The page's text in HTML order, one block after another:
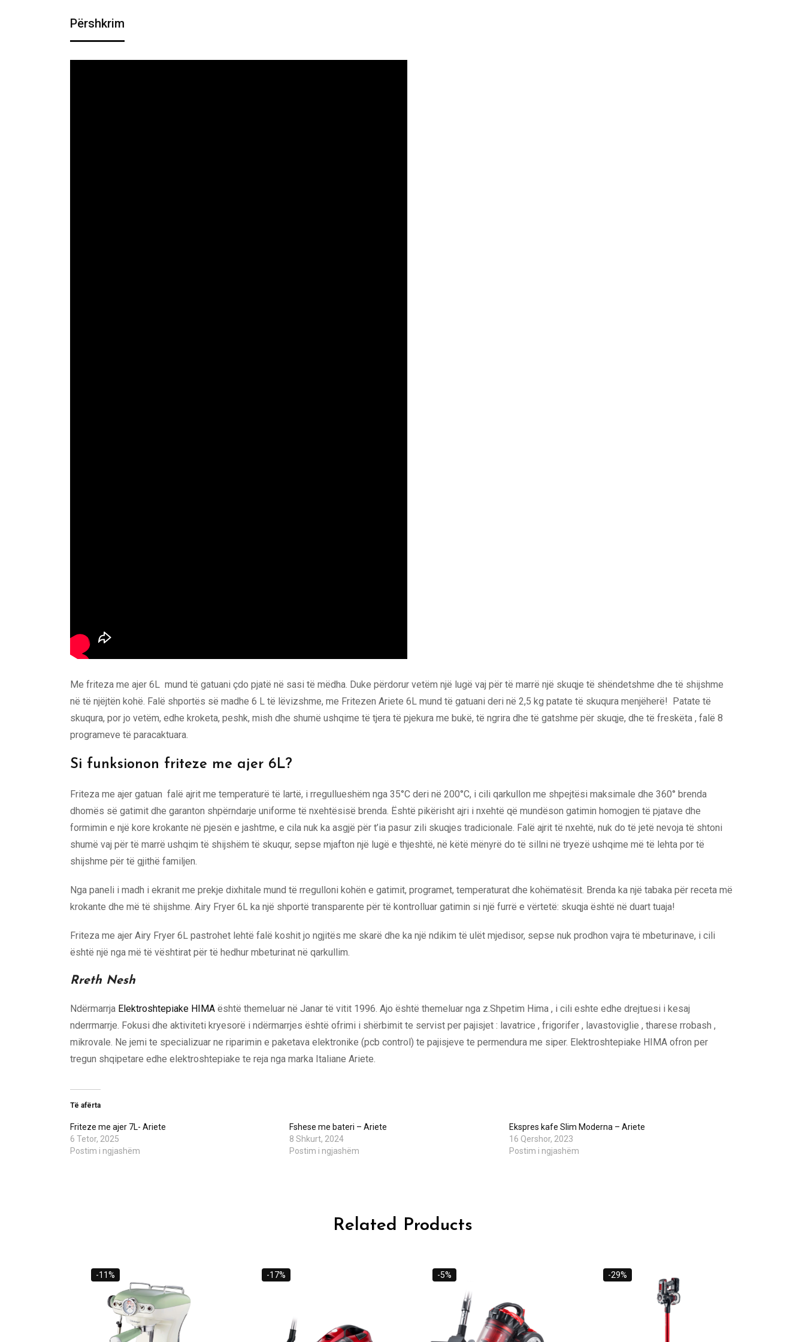
Përshkrim
Me friteza me ajer 6L mund të gatuani çdo pjatë në sasi të mëdha. Duke përdorur vetëm një lugë vaj për të marrë një skuqje të shëndetshme dhe të shijshme
në të njëjtën kohë. Falë shportës së madhe 6 L të lëvizshme, me Fritezen Ariete 6L mund të gatuani deri në 2,5 kg patate të skuqura menjëherë! Patate të
skuqura, por jo vetëm, edhe kroketa, peshk, mish dhe shumë ushqime të tjera të pjekura me bukë, të ngrira dhe të gatshme për skuqje, dhe të freskëta , falë 8
programeve të paracaktuara.
Si funksionon friteze me ajer 6L?
Friteza me ajer gatuan falë ajrit me temperaturë të lartë, i rregullueshëm nga 35°C deri në 200°C, i cili qarkullon me shpejtësi maksimale dhe 360° brenda
dhomës së gatimit dhe garanton shpërndarje uniforme të nxehtësisë brenda. Është pikërisht ajri i nxehtë që mundëson gatimin homogjen të pjatave dhe
formimin e një kore krokante në pjesën e jashtme, e cila nuk ka asgjë për t’ia pasur zili skuqjes tradicionale. Falë ajrit të nxehtë, nuk do të jetë nevoja të shtoni
shumë vaj për të marrë ushqim të shijshëm të skuqur, sepse mjafton një lugë e thjeshtë, në këtë mënyrë do të sillni në tryezë ushqime më të lehta por të
shijshme për të gjithë familjen.
Nga paneli i madh i ekranit me prekje dixhitale mund të rregulloni kohën e gatimit, programet, temperaturat dhe kohëmatësit. Brenda ka një tabaka për receta më
krokante dhe më të shijshme. Airy Fryer 6L ka një shportë transparente për të kontrolluar gatimin si një furrë e vërtetë: skuqja është në duart tuaja!
Friteza me ajer Airy Fryer 6L pastrohet lehtë falë koshit jo ngjitës me skarë dhe ka një ndikim të ulët mjedisor, sepse nuk prodhon vajra të mbeturinave, i cili
është një nga më të vështirat për të hedhur mbeturinat në qarkullim.
Rreth Nesh
Ndërmarrja Elektroshtepiake HIMA është themeluar në Janar të vitit 1996. Ajo është themeluar nga z.Shpetim Hima , i cili eshte edhe drejtuesi i kesaj
nderrmarrje. Fokusi dhe aktiviteti kryesorë i ndërmarrjes është ofrimi i shërbimit te servist per pajisjet : lavatrice , frigorifer , lavastoviglie , tharese rrobash ,
mikrovale. Ne jemi te specializuar ne riparimin e paketava elektronike (pcb control) te pajisjeve te permendura me siper. Elektroshtepiake HIMA ofron per
tregun shqipetare edhe elektroshtepiake te reja nga marka Italiane Ariete.
Të afërta
Friteze me ajer 7L- Ariete
6 Tetor, 2025
Postim i ngjashëm
Fshese me bateri – Ariete
8 Shkurt, 2024
Postim i ngjashëm
Ekspres kafe Slim Moderna – Ariete
16 Qershor, 2023
Postim i ngjashëm
Related Products
-11% -17% -5% -29%